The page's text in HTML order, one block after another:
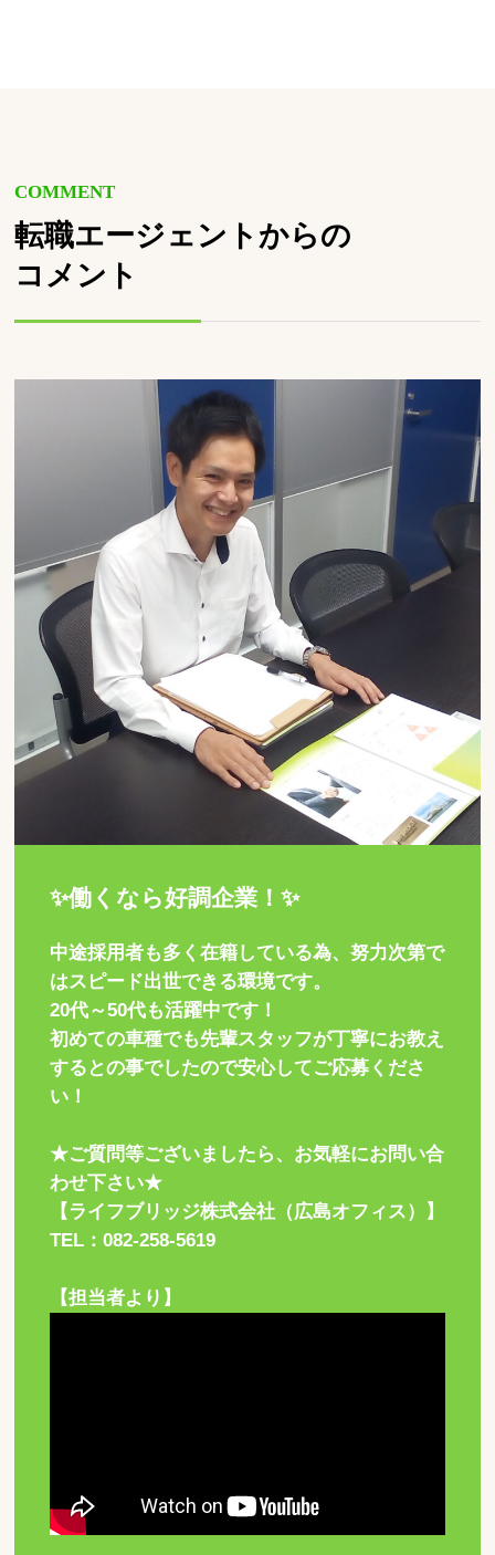
COMMENT
転職エージェントからの
コメント
✨働くなら好調企業！✨
中途採用者も多く在籍している為、努力次第で
はスピード出世できる環境です。
20代～50代も活躍中です！
初めての車種でも先輩スタッフが丁寧にお教え
するとの事でしたので安心してご応募くださ
い！
★ご質問等ございましたら、お気軽にお問い合
わせ下さい★
【ライフブリッジ株式会社（広島オフィス）】
TEL：082-258-5619
【担当者より】